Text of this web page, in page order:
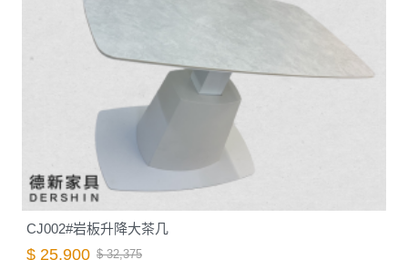
CJ002#岩板升降大茶几
$ 25,900 $ 32,375